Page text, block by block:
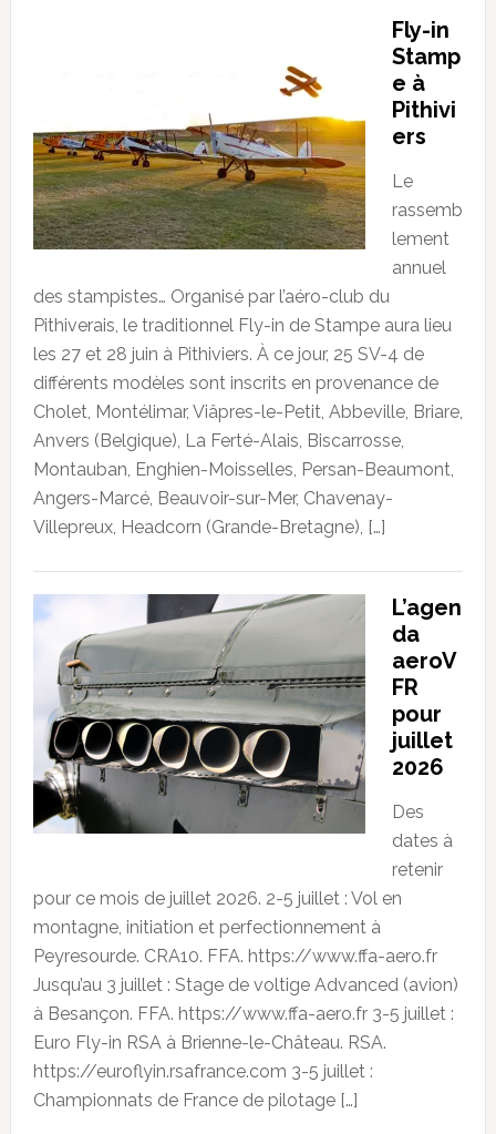
Fly-in
Stamp
e à
Pithivi
ers
Le
rassemb
lement
annuel
des stampistes… Organisé par l’aéro-club du
Pithiverais, le traditionnel Fly-in de Stampe aura lieu
les 27 et 28 juin à Pithiviers. À ce jour, 25 SV-4 de
différents modèles sont inscrits en provenance de
Cholet, Montélimar, Viâpres-le-Petit, Abbeville, Briare,
Anvers (Belgique), La Ferté-Alais, Biscarrosse,
Montauban, Enghien-Moisselles, Persan-Beaumont,
Angers-Marcé, Beauvoir-sur-Mer, Chavenay-
Villepreux, Headcorn (Grande-Bretagne), […]
L’agen
da
aeroV
FR
pour
juillet
2026
Des
dates à
retenir
pour ce mois de juillet 2026. 2-5 juillet : Vol en
montagne, initiation et perfectionnement à
Peyresourde. CRA10. FFA. https://www.ffa-aero.fr
Jusqu’au 3 juillet : Stage de voltige Advanced (avion)
à Besançon. FFA. https://www.ffa-aero.fr 3-5 juillet :
Euro Fly-in RSA à Brienne-le-Château. RSA.
https://euroflyin.rsafrance.com 3-5 juillet :
Championnats de France de pilotage […]